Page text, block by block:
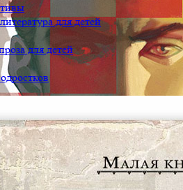
для детей
для детей